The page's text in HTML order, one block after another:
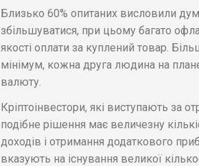
Близько 60% опитаних висловили
збільшуватися, при цьому багато
якості оплати за куплений товар.
мінімум, кожна друга людина на
валюту.
Кріптоінвестори, які виступають за
подібне рішення має величезну
доходів і отримання додаткового
вказують на існування великої